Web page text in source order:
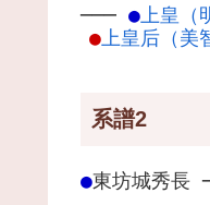
─── ● 上皇（
● 上皇后（美
系譜2
●東坊城秀長